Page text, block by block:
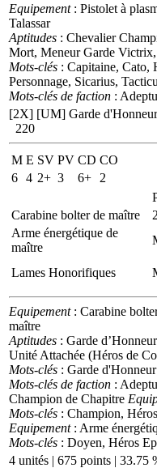
Equipement: Pistolet à
Talassar
Aptitudes : Chevalier
Mort, Meneur Garde
Mots-clés : Capitaine, Cato,
Personnage, Sicarius,
Mots-clés de faction :
[2X] [UM] Garde
220
M E SV PV CD CO
6 4 2+ 3 6+
2
Carabine bolter de maître
Arme énergétique de
maître
Lames Honorifiques
Equipement: Carabine
maître
Aptitudes : Garde
Unité Attachée (Héros de
Mots-clés : Garde
Mots-clés de faction :
Champion de Chapitre
Mots-clés : Champion,
Equipement: Arme
Mots-clés : Doyen, Héros
4 unités | 675 points | 33.75